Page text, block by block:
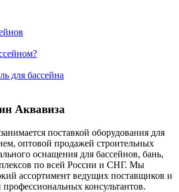
для бассейна
Аквавиза
поставкой оборудования для
оптовой продажей строительных
оснащения для бассейнов, бань,
по всей России и СНГ. Мы
ассортимент ведущих поставщиков и
консультантов.